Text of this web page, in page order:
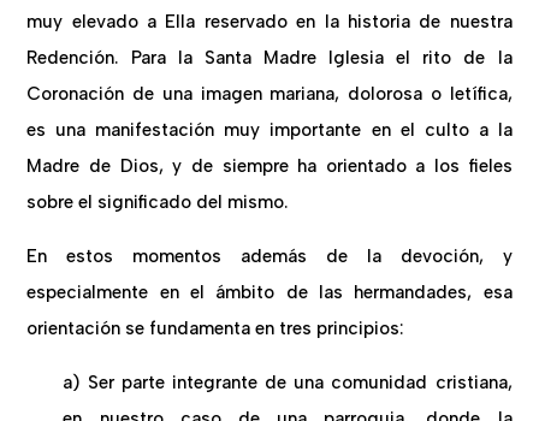
muy elevado a Ella reservado en la historia de nuestra
Redención. Para la Santa Madre Iglesia el rito de la
Coronación de una imagen mariana, dolorosa o letífica,
es una manifestación muy importante en el culto a la
Madre de Dios, y de siempre ha orientado a los fieles
sobre el significado del mismo.
En estos momentos además de la devoción, y
especialmente en el ámbito de las hermandades, esa
orientación se fundamenta en tres principios:
a) Ser parte integrante de una comunidad cristiana,